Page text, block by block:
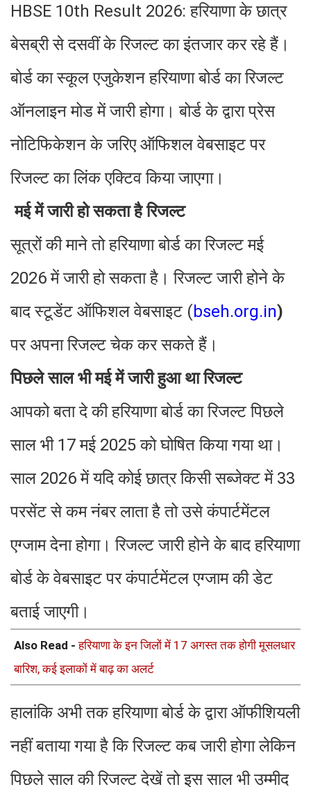
HBSE 10th Result 2026: हरियाणा के छात्र
बेसब्री से दसवीं के रिजल्ट का इंतजार कर रहे हैं।
बोर्ड का स्कूल एजुकेशन हरियाणा बोर्ड का रिजल्ट
ऑनलाइन मोड में जारी होगा। बोर्ड के द्वारा प्रेस
नोटिफिकेशन के जरिए ऑफिशल वेबसाइट पर
रिजल्ट का लिंक एक्टिव किया जाएगा।
मई में जारी हो सकता है रिजल्ट
सूत्रों की माने तो हरियाणा बोर्ड का रिजल्ट मई
2026 में जारी हो सकता है। रिजल्ट जारी होने के
बाद स्टूडेंट ऑफिशल वेबसाइट (bseh.org.in)
पर अपना रिजल्ट चेक कर सकते हैं।
पिछले साल भी मई में जारी हुआ था रिजल्ट
आपको बता दे की हरियाणा बोर्ड का रिजल्ट पिछले
साल भी 17 मई 2025 को घोषित किया गया था।
साल 2026 में यदि कोई छात्र किसी सब्जेक्ट में 33
परसेंट से कम नंबर लाता है तो उसे कंपार्टमेंटल
एग्जाम देना होगा। रिजल्ट जारी होने के बाद हरियाणा
बोर्ड के वेबसाइट पर कंपार्टमेंटल एग्जाम की डेट
बताई जाएगी।
Also Read -हरियाणा के इन जिलों में 17 अगस्त तक होगी मूसलधार
बारिश, कई इलाकों में बाढ़ का अलर्ट
हालांकि अभी तक हरियाणा बोर्ड के द्वारा ऑफीशियली
नहीं बताया गया है कि रिजल्ट कब जारी होगा लेकिन
पिछले साल की रिजल्ट देखें तो इस साल भी उम्मीद